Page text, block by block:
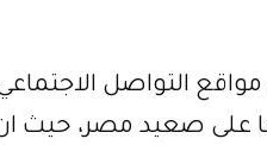
التواصل
على صعيد مصر، حيث